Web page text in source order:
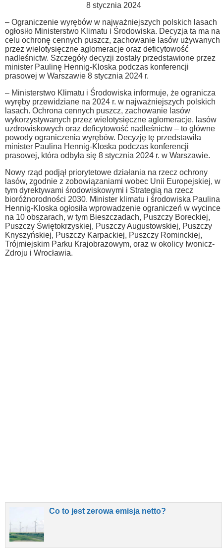
8 stycznia 2024
– Ograniczenie wyrębów w najważniejszych polskich lasach
ogłosiło Ministerstwo Klimatu i Środowiska. Decyzja ta ma na
celu ochronę cennych puszcz, zachowanie lasów używanych
przez wielotysięczne aglomeracje oraz deficytowość
nadleśnictw. Szczegóły decyzji zostały przedstawione przez
minister Paulinę Hennig-Kloska podczas konferencji
prasowej w Warszawie 8 stycznia 2024 r.
– Ministerstwo Klimatu i Środowiska informuje, że ogranicza
wyręby przewidziane na 2024 r. w najważniejszych polskich
lasach. Ochrona cennych puszcz, zachowanie lasów
wykorzystywanych przez wielotysięczne aglomeracje, lasów
uzdrowiskowych oraz deficytowość nadleśnictw – to główne
powody ograniczenia wyrębów. Decyzję tę przedstawiła
minister Paulina Hennig-Kloska podczas konferencji
prasowej, która odbyła się 8 stycznia 2024 r. w Warszawie.
Nowy rząd podjął priorytetowe działania na rzecz ochrony
lasów, zgodnie z zobowiązaniami wobec Unii Europejskiej, w
tym dyrektywami środowiskowymi i Strategią na rzecz
bioróżnorodności 2030. Minister klimatu i środowiska Paulina
Hennig-Kloska ogłosiła wprowadzenie ograniczeń w wycince
na 10 obszarach, w tym Bieszczadach, Puszczy Boreckiej,
Puszczy Świętokrzyskiej, Puszczy Augustowskiej, Puszczy
Knyszyńskiej, Puszczy Karpackiej, Puszczy Rominckiej,
Trójmiejskim Parku Krajobrazowym, oraz w okolicy Iwonicz-
Zdroju i Wrocławia.
Co to jest zerowa emisja netto?